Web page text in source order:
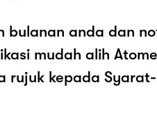
bulanan anda dan
mudah alih
rujuk kepada